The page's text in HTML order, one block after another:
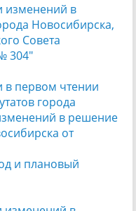
изменений в
Новосибирска,
Совета
304"
первом чтении
города
в решение
от
и плановый